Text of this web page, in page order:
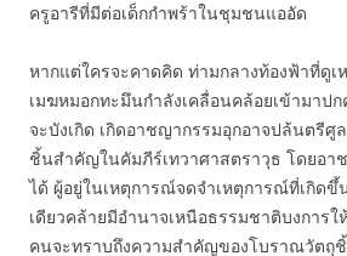
ครูอารีที่มีต่อเด็กกำพร้าในชุมชนแออัด
หากแต่ใครจะคาดคิด ท่ามกลางท้องฟ้าที่ดูเ
เมฆหมอกทะมึนกำลังเคลื่อนคล้อยเข้ามาป
จะบังเกิด เกิดอาชญากรรมอุกอาจปล้นตรี
ชิ้นสำคัญในคัมภีร์เทวาศาสตราวุธ โดยอา
ได้ ผู้อยู่ในเหตุการณ์จดจำเหตุการณ์ที่เกิด
เดียวคล้ายมีอำนาจเหนือธรรมชาติบงการใ
คนจะทราบถึงความสำคัญของโบราณวัตถุ